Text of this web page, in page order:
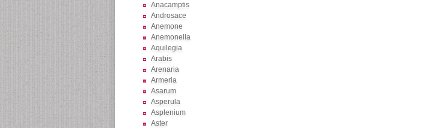
Anacamptis
Androsace
Anemone
Anemonella
Aquilegia
Arabis
Arenaria
Armeria
Asarum
Asperula
Asplenium
Aster